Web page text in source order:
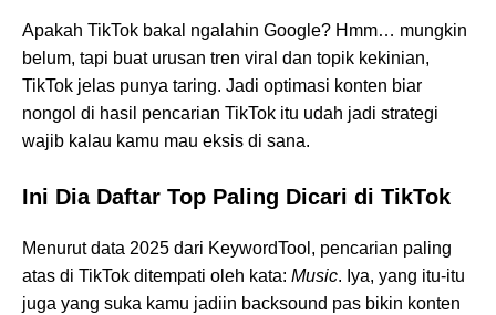
Apakah TikTok bakal ngalahin Google? Hmm… mungkin
belum, tapi buat urusan tren viral dan topik kekinian,
TikTok jelas punya taring. Jadi optimasi konten biar
nongol di hasil pencarian TikTok itu udah jadi strategi
wajib kalau kamu mau eksis di sana.
Ini Dia Daftar Top Paling Dicari di TikTok
Menurut data 2025 dari KeywordTool, pencarian paling
atas di TikTok ditempati oleh kata: Music. Iya, yang itu-itu
juga yang suka kamu jadiin backsound pas bikin konten